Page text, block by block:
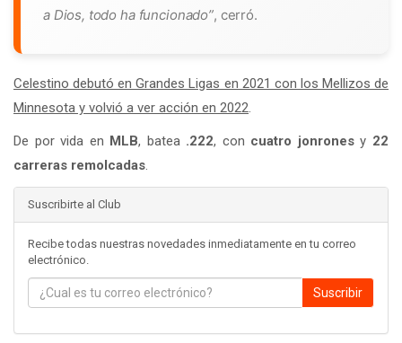
a Dios, todo ha funcionado”, cerró.
Celestino debutó en Grandes Ligas en 2021 con los Mellizos de
Minnesota y volvió a ver acción en 2022
De por vida en MLB, batea .222, con cuatro jonronesy 22
carreras remolcadas
Suscribirte al Club
Recibe todas nuestras novedades inmediatamente en tu correo
electrónico.
Suscribir